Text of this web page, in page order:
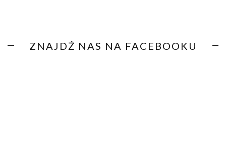
ZNAJDŹ NAS NA FACEBOOKU